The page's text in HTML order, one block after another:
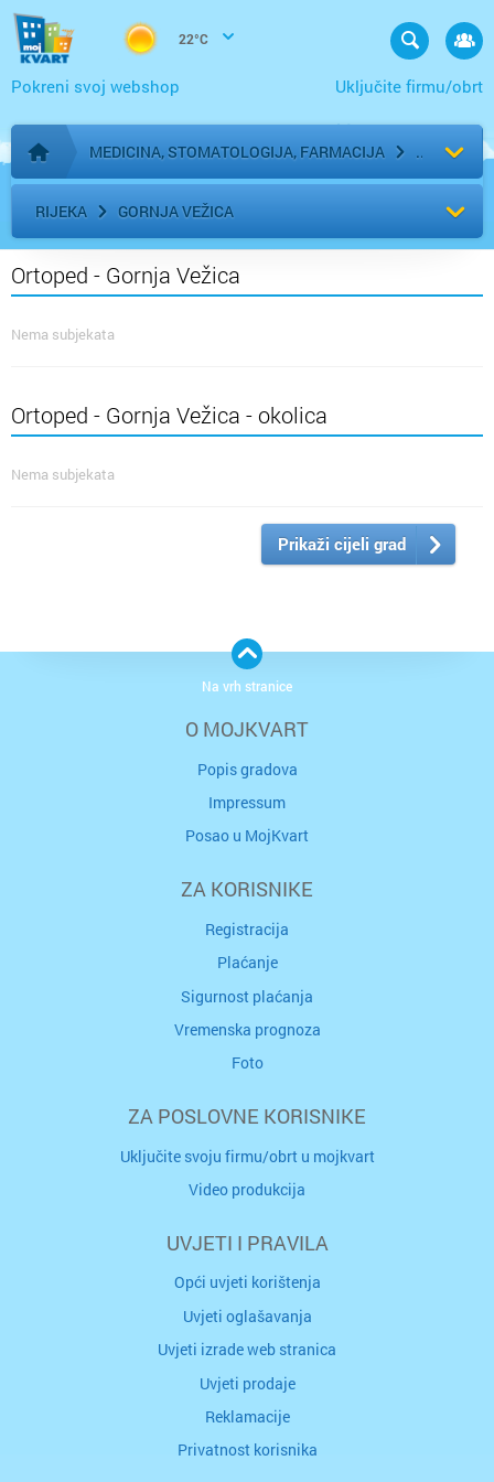
22°C
Uključite firmu/obrt
Pokreni svoj webshop
Početna stranica
MEDICINA, STOMATOLOGIJA, FARMACIJA
RIJEKA GORNJA VEŽICA
Ortoped - Gornja Vežica
Nema subjekata
Ortoped - Gornja Vežica - okolica
Nema subjekata
Prikaži cijeli grad
O MOJKVART
Popis gradova
Impressum
Posao u MojKvart
ZA KORISNIKE
Registracija
Plaćanje
Sigurnost plaćanja
Vremenska prognoza
Foto
ZA POSLOVNE KORISNIKE
Uključite svoju firmu/obrt u mojkvart
Video produkcija
UVJETI I PRAVILA
Opći uvjeti korištenja
Uvjeti oglašavanja
Uvjeti izrade web stranica
Uvjeti prodaje
Reklamacije
Privatnost korisnika
Na vrh stranice